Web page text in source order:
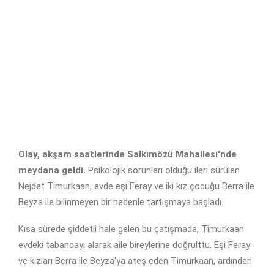
Olay, akşam saatlerinde Salkımözü Mahallesi'nde
meydana geldi. Psikolojik sorunları olduğu ileri sürülen
Nejdet Timurkaan, evde eşi Feray ve iki kız çocuğu Berra ile
Beyza ile bilinmeyen bir nedenle tartışmaya başladı.
Kısa sürede şiddetli hale gelen bu çatışmada, Timurkaan
evdeki tabancayı alarak aile bireylerine doğrulttu. Eşi Feray
ve kızları Berra ile Beyza'ya ateş eden Timurkaan, ardından